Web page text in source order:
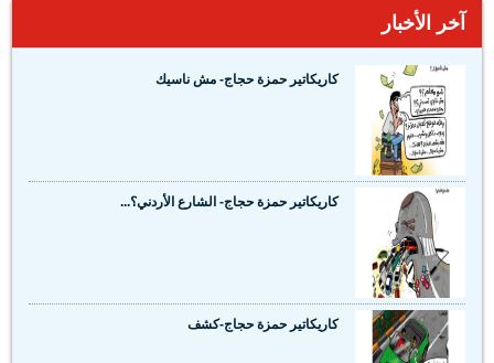
آخر الأخبار
كاريكاتير حمزة حجاج- مش ناسيك
كاريكاتير حمزة حجاج- الشارع الأردني؟...
كاريكاتير حمزة حجاج-كشف